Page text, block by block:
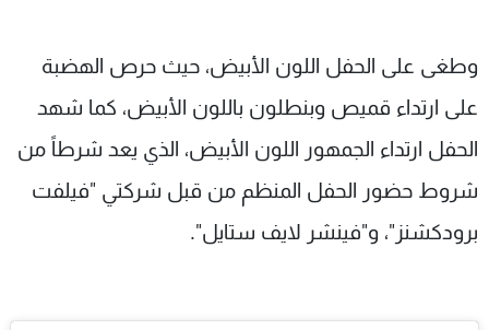
وطغى على الحفل اللون الأبيض، حيث حرص الهضبة
على ارتداء قميص وبنطلون باللون الأبيض، كما شهد
الحفل ارتداء الجمهور اللون الأبيض، الذي يعد شرطاً من
شروط حضور الحفل المنظم من قبل شركتي "فيلفت
برودكشنز"، و"فينشر لايف ستايل".